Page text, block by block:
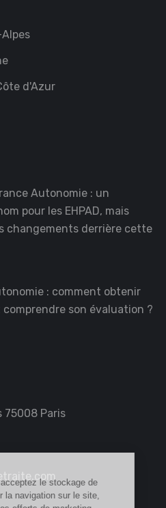
d'Azur
Autonomie : un
pour les EHPAD, mais
changements derrière cette
: comment obtenir
comprendre son évaluation ?
75008 Paris